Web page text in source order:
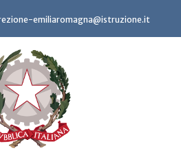
emiliaromagna@istruzione.it